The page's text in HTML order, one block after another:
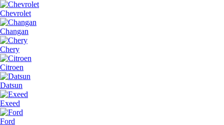
Chevrolet
Changan
Chery
Citroen
Datsun
Exeed
Ford